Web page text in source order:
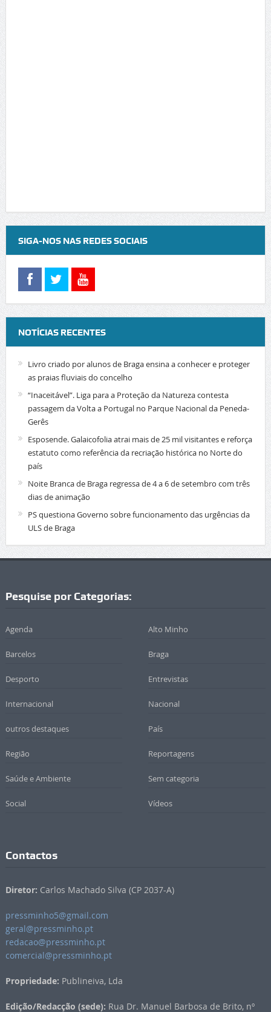
SIGA-NOS NAS REDES SOCIAIS
NOTÍCIAS RECENTES
Livro criado por alunos de Braga ensina a conhecer e proteger
as praias fluviais do concelho
“Inaceitável”. Liga para a Proteção da Natureza contesta
passagem da Volta a Portugal no Parque Nacional da Peneda-
Gerês
Esposende. Galaicofolia atrai mais de 25 mil visitantes e reforça
estatuto como referência da recriação histórica no Norte do
país
Noite Branca de Braga regressa de 4 a 6 de setembro com três
dias de animação
PS questiona Governo sobre funcionamento das urgências da
ULS de Braga
Pesquise por Categorias:
Agenda Alto Minho
Barcelos Braga
Desporto Entrevistas
Internacional Nacional
outros destaques País
Região Reportagens
Saúde e Ambiente Sem categoria
Social Vídeos
Contactos
Diretor: Carlos Machado Silva (CP 2037-A)
pressminho5@gmail.com
geral@pressminho.pt
redacao@pressminho.pt
comercial@pressminho.pt
Propriedade: Publineiva, Lda
Edição/Redacção (sede): Rua Dr. Manuel Barbosa de Brito, nº